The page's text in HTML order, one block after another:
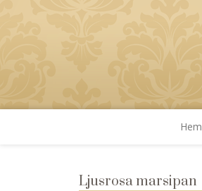
Hem
Ljusrosa marsipan